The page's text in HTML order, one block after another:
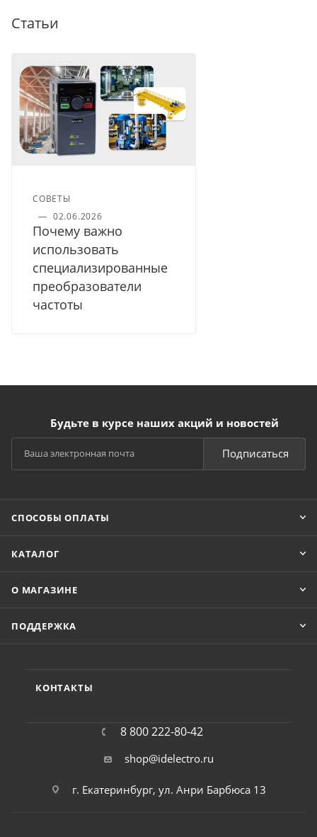
Статьи
СОВЕТЫ
— 02.06.2026
Почему важно
использовать
специализированные
преобразователи
частоты
Будьте в курсе наших акций и новостей
Подписаться
СПОСОБЫ ОПЛАТЫ
КАТАЛОГ
О МАГАЗИНЕ
ПОДДЕРЖКА
КОНТАКТЫ
8 800 222-80-42
shop@idelectro.ru
г. Екатеринбург, ул. Анри Барбюса 13